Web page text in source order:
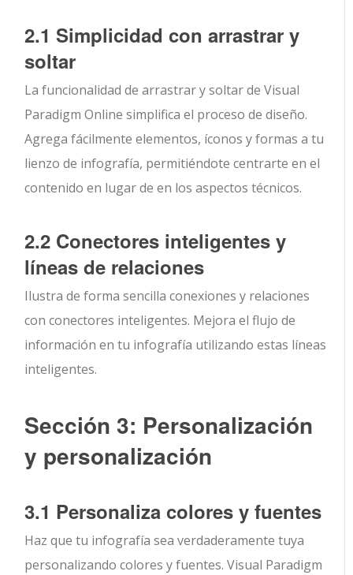
2.1 Simplicidad con arrastrar y
soltar
La funcionalidad de arrastrar y soltar de Visual
Paradigm Online simplifica el proceso de diseño.
Agrega fácilmente elementos, íconos y formas a tu
lienzo de infografía, permitiéndote centrarte en el
contenido en lugar de en los aspectos técnicos.
2.2 Conectores inteligentes y
líneas de relaciones
Ilustra de forma sencilla conexiones y relaciones
con conectores inteligentes. Mejora el flujo de
información en tu infografía utilizando estas líneas
inteligentes.
Sección 3: Personalización
y personalización
3.1 Personaliza colores y fuentes
Haz que tu infografía sea verdaderamente tuya
personalizando colores y fuentes. Visual Paradigm